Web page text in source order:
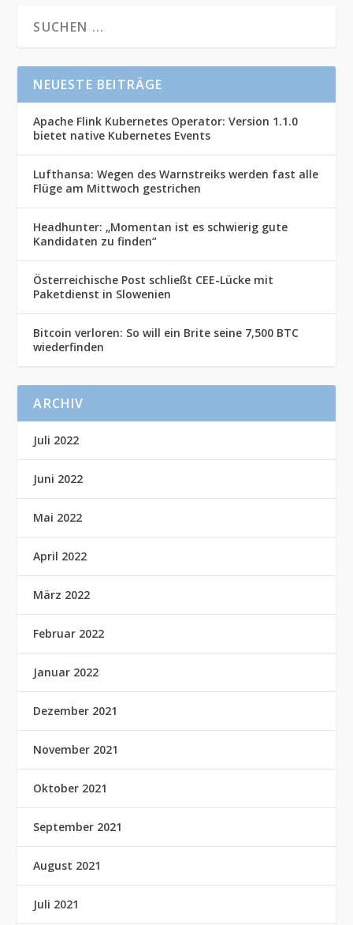
NEUESTE BEITRÄGE
Apache Flink Kubernetes Operator: Version 1.1.0
bietet native Kubernetes Events
Lufthansa: Wegen des Warnstreiks werden fast alle
Flüge am Mittwoch gestrichen
Headhunter: „Momentan ist es schwierig gute
Kandidaten zu finden“
Österreichische Post schließt CEE-Lücke mit
Paketdienst in Slowenien
Bitcoin verloren: So will ein Brite seine 7,500 BTC
wiederfinden
ARCHIV
Juli 2022
Juni 2022
Mai 2022
April 2022
März 2022
Februar 2022
Januar 2022
Dezember 2021
November 2021
Oktober 2021
September 2021
August 2021
Juli 2021